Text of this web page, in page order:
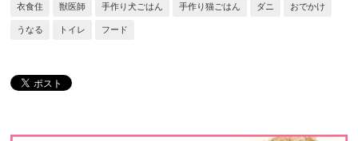
衣食住 獣医師 手作り犬ごはん 手作り猫ごはん ダニ おでかけ
うなる トイレ フード